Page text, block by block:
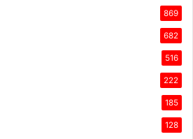
869
682
516
222
185
128